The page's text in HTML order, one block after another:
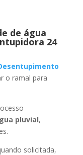
de água
24
o ramal para
pluvial,
solicitada,